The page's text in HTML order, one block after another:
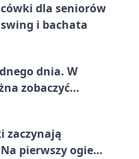
dla seniorów
i bachata
dnia. W
zobaczyć
zaczynają
pierwszy ogień